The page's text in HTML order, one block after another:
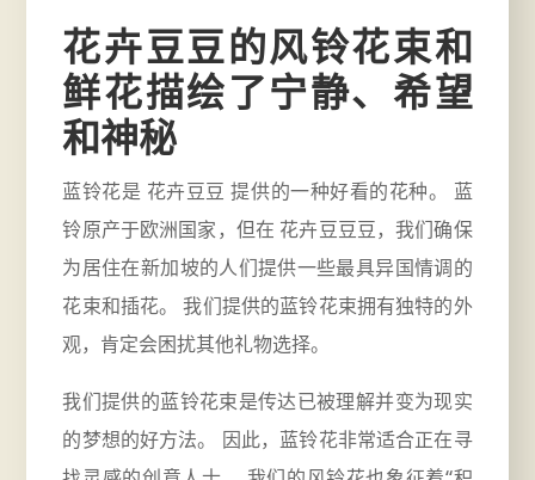
花卉豆豆的风铃花束和
鲜花描绘了宁静、希望
和神秘
蓝铃花是 花卉豆豆 提供的一种好看的花种。 蓝
铃原产于欧洲国家，但在 花卉豆豆豆，我们确保
为居住在新加坡的人们提供一些最具异国情调的
花束和插花。 我们提供的蓝铃花束拥有独特的外
观，肯定会困扰其他礼物选择。
我们提供的蓝铃花束是传达已被理解并变为现实
的梦想的好方法。 因此，蓝铃花非常适合正在寻